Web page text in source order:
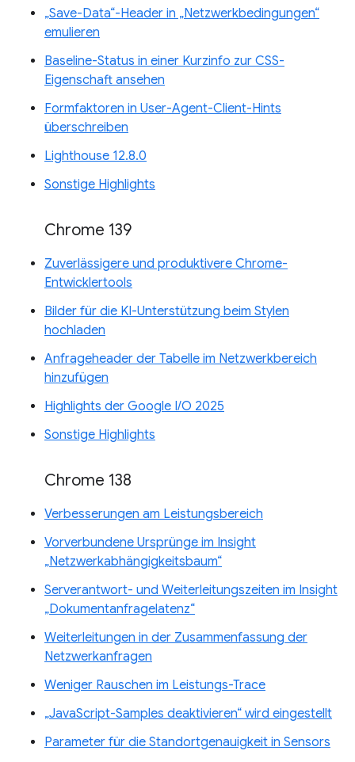
„Save-Data“-Header in „Netzwerkbedingungen“
emulieren
Baseline-Status in einer Kurzinfo zur CSS-
Eigenschaft ansehen
Formfaktoren in User-Agent-Client-Hints
überschreiben
Lighthouse 12.8.0
Sonstige Highlights
Chrome 139
Zuverlässigere und produktivere Chrome-
Entwicklertools
Bilder für die KI-Unterstützung beim Stylen
hochladen
Anfrageheader der Tabelle im Netzwerkbereich
hinzufügen
Highlights der Google I/O 2025
Sonstige Highlights
Chrome 138
Verbesserungen am Leistungsbereich
Vorverbundene Ursprünge im Insight
„Netzwerkabhängigkeitsbaum“
Serverantwort- und Weiterleitungszeiten im Insight
„Dokumentanfragelatenz“
Weiterleitungen in der Zusammenfassung der
Netzwerkanfragen
Weniger Rauschen im Leistungs-Trace
„JavaScript-Samples deaktivieren“ wird eingestellt
Parameter für die Standortgenauigkeit in Sensors